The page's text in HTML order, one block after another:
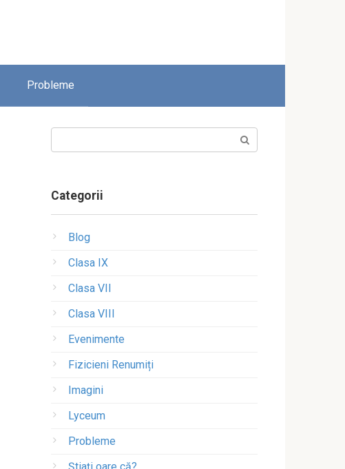
Probleme
Categorii
Blog
Clasa IX
Clasa VII
Clasa VIII
Evenimente
Fizicieni Renumiți
Imagini
Lyceum
Probleme